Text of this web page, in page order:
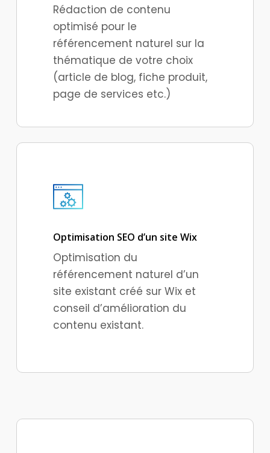
Rédaction de contenu
optimisé pour le
référencement naturel sur la
thématique de votre choix
(article de blog, fiche produit,
page de services etc.)
Optimisation SEO d’un site Wix
Optimisation du
référencement naturel d’un
site existant créé sur Wix et
conseil d’amélioration du
contenu existant.